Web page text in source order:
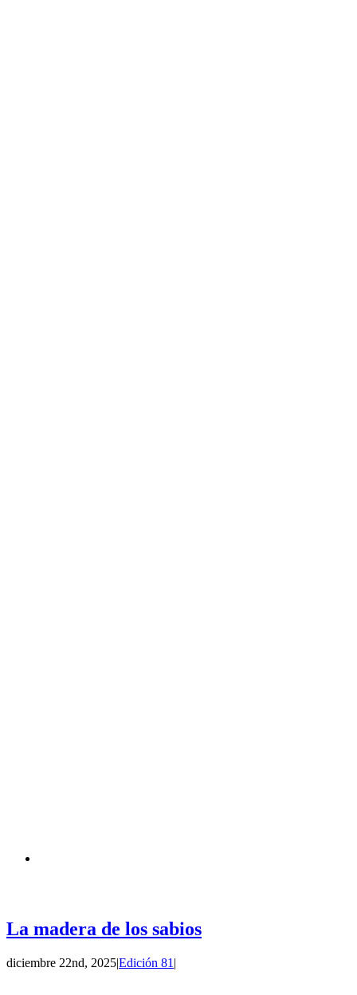
La madera de los sabios
diciembre 22nd, 2025|Edición 81 |